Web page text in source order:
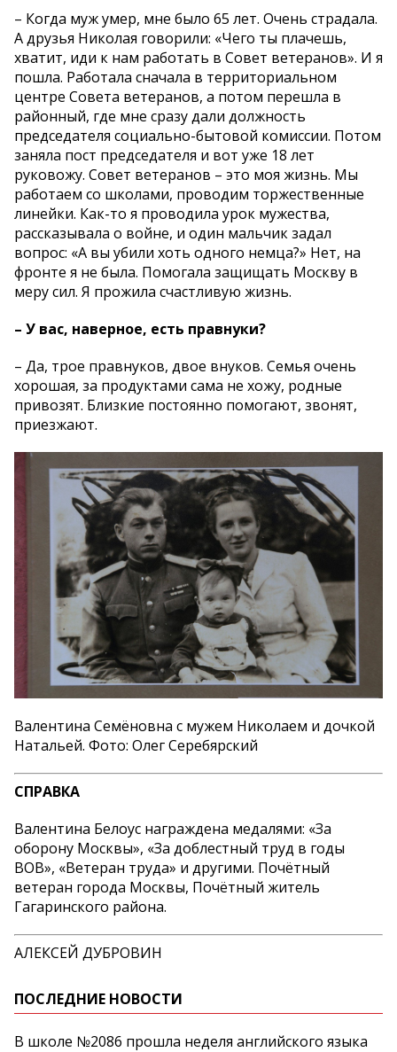
– Когда муж умер, мне было 65 лет. Очень страдала.
А друзья Николая говорили: «Чего ты плачешь,
хватит, иди к нам работать в Совет ветеранов». И я
пошла. Работала сначала в территориальном
центре Совета ветеранов, а потом перешла в
районный, где мне сразу дали должность
председателя социально-бытовой комиссии. Потом
заняла пост председателя и вот уже 18 лет
руковожу. Совет ветеранов – это моя жизнь. Мы
работаем со школами, проводим торжественные
линейки. Как-то я проводила урок мужества,
рассказывала о войне, и один мальчик задал
вопрос: «А вы убили хоть одного немца?» Нет, на
фронте я не была. Помогала защищать Москву в
меру сил. Я прожила счастливую жизнь.
– У вас, наверное, есть правнуки?
– Да, трое правнуков, двое внуков. Семья очень
хорошая, за продуктами сама не хожу, родные
привозят. Близкие постоянно помогают, звонят,
приезжают.
Валентина Семёновна с мужем Николаем и дочкой
Натальей. Фото: Олег Серебярский
СПРАВКА
Валентина Белоус награждена медалями: «За
оборону Москвы», «За доблестный труд в годы
ВОВ», «Ветеран труда» и другими. Почётный
ветеран города Москвы, Почётный житель
Гагаринского района.
АЛЕКСЕЙ ДУБРОВИН
ПОСЛЕДНИЕ НОВОСТИ
В школе №2086 прошла неделя английского языка